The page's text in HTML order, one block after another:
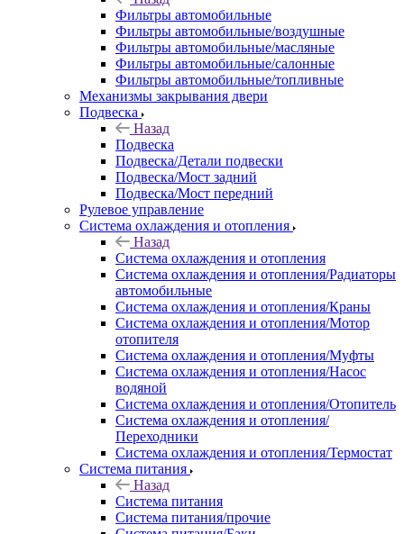
Фильтры автомобильные
Фильтры автомобильные/воздушные
Фильтры автомобильные/масляные
Фильтры автомобильные/салонные
Фильтры автомобильные/топливные
Механизмы закрывания двери
Подвеска
Назад
Подвеска
Подвеска/Детали подвески
Подвеска/Мост задний
Подвеска/Мост передний
Рулевое управление
Система охлаждения и отопления
Назад
Система охлаждения и отопления
Система охлаждения и отопления/Радиаторы
автомобильные
Система охлаждения и отопления/Краны
Система охлаждения и отопления/Мотор
отопителя
Система охлаждения и отопления/Муфты
Система охлаждения и отопления/Насос
водяной
Система охлаждения и отопления/Отопитель
Система охлаждения и отопления/
Переходники
Система охлаждения и отопления/Термостат
Система питания
Назад
Система питания
Система питания/прочие